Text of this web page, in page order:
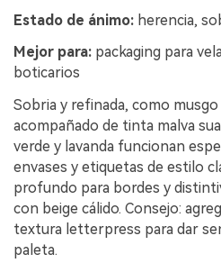
Estado de ánimo: herencia,
Mejor para: packaging para
boticarios
Sobria y refinada, como
acompañado de tinta malva
verde y lavanda funcionan
envases y etiquetas de estilo
profundo para bordes y
con beige cálido. Consejo:
textura letterpress para dar
paleta.